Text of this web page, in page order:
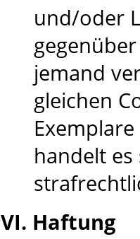
und/oder
jemand
gleichen
handelt
VI. Haftung